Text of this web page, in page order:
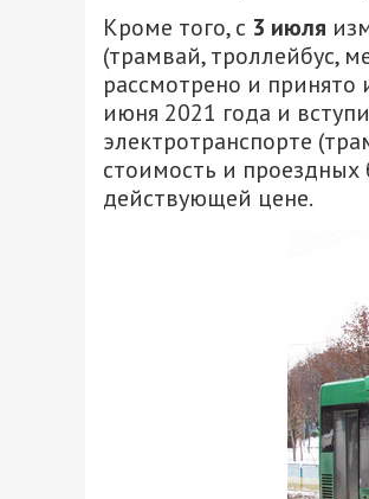
Кроме того, с 3 июля
(трамвай, троллейбус,
рассмотрено и
июня 2021 года и
электротранспорте
стоимость и
действующей цене.